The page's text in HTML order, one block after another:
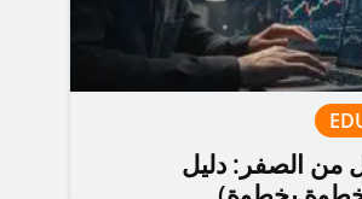
من الصفر: دليل